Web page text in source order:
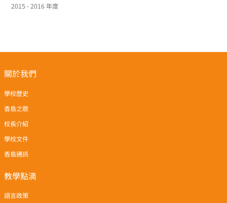
2015 - 2016 年度
關於我們
學校歷史
香島之歌
校長介紹
學校文件
香島通訊
教學點滴
語言政策